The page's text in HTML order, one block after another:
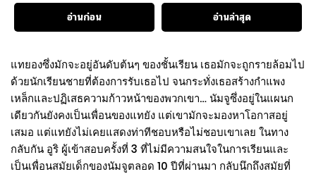
อ่านก่อน
อ่านล่าสุด
แทยองซึ่งมักจะอยู่อันดับต้นๆ ของชั้นเรียน เธอมักจะถูกรายล้อมไป
ด้วยนักเรียนชายที่ต้องการรับเธอไป จนกระทั่งเธอสร้างกำแพง
เหล็กและปฏิเสธความก้าวหน้าของพวกเขา… นัมจูซึ่งอยู่ในแผนก
เดียวกันยังคงเป็นเพื่อนของแทยัง แต่เขามักจะมองหาโอกาสอยู่
เสมอ แต่แทยังไม่เคยแสดงท่าทีชอบหรือไม่ชอบเขาเลย ในทาง
กลับกัน อูริ ผู้เข้าสอบครั้งที่ 3 ที่ไม่มีความสนใจในการเรียนและ
เป็นเพื่อนสมัยเด็กของนัมจูตลอด 10 ปีที่ผ่านมา กลับนึกถึงสมัยที่